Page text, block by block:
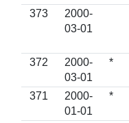
373
2000-
03-01
372
2000-
03-01
*
371
2000-
01-01
*